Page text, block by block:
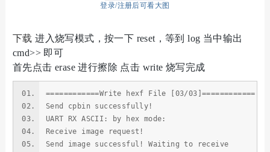
登录/注册后可看大图
下载进入烧写模式，按一下 reset，等到 log 当中输出
cmd>> 即可
首先点击 erase 进行擦除 点击 write 烧写完成
============Write hexf File [03/03]============
Send cpbin successfully!
UART RX ASCII: by hex mode:
Receive image request!
Send image successful! Waiting to receive